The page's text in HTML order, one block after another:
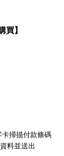
買】
卡掃描付款條碼
料並送出